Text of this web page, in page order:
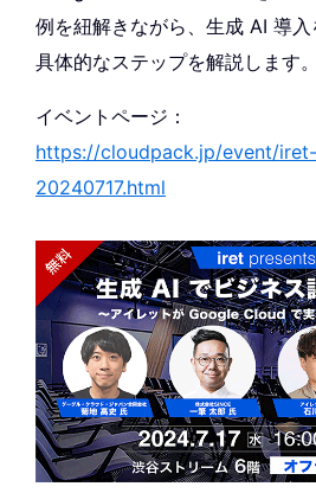
例を紐解きながら、生成 AI 導
具体的なステップを解説します。
イベントページ：
https://cloudpack.jp/event/
20240717.html